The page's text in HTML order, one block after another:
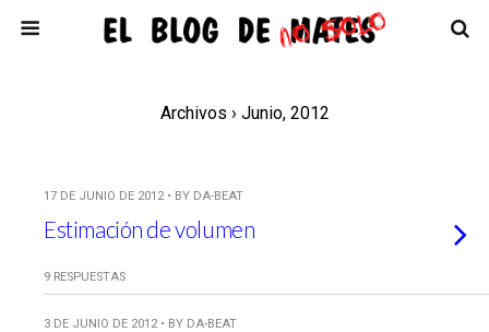
Archivos › Junio, 2012
17 DE JUNIO DE 2012 • BY DA-BEAT
Estimación de volumen
9 RESPUESTAS
3 DE JUNIO DE 2012 • BY DA-BEAT